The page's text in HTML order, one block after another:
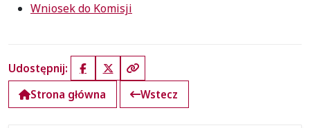
Wniosek do Komisji
Udostępnij: FacebookX (Twitter)Kopiuj link
Strona główna
Wstecz